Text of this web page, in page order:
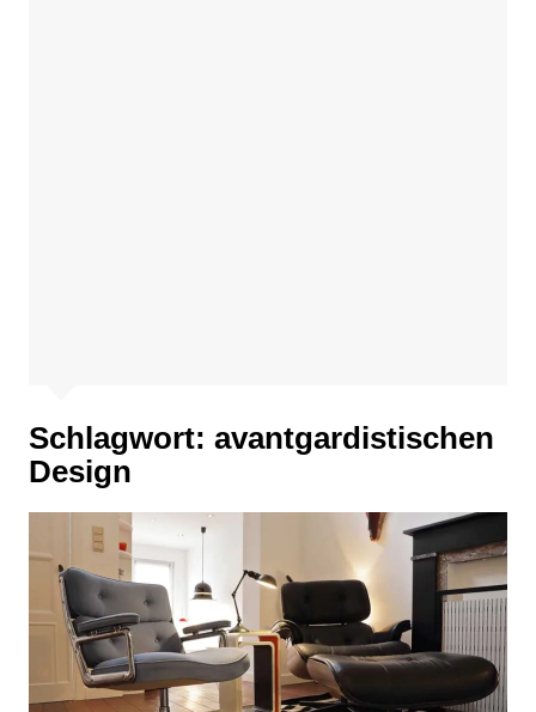
Schlagwort: avantgardistischen
Design